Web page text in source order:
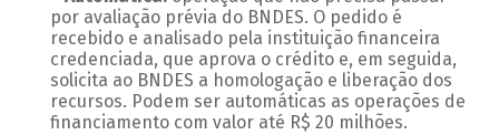
por avaliação prévia do BNDES. O pedido é
recebido e analisado pela instituição financeira
credenciada, que aprova o crédito e, em seguida,
solicita ao BNDES a homologação e liberação dos
recursos. Podem ser automáticas as operações de
financiamento com valor até R$ 20 milhões.